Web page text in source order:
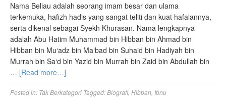
Nama Beliau adalah seorang imam besar dan ulama
terkemuka, hafizh hadis yang sangat teliti dan kuat hafalannya,
serta dikenal sebagai Syekh Khurasan. Nama lengkapnya
adalah Abu Hatim Muhammad bin Hibban bin Ahmad bin
Hibban bin Mu‘adz bin Ma‘bad bin Suhaid bin Hadiyah bin
Murrah bin Sa‘d bin Yazid bin Murrah bin Zaid bin Abdullah bin
… [Read more…]
Posted in: Tak Berkategori Tagged:Biografi, Hibban Ibnu